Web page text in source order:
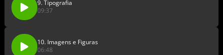
9. Tipografia
09:37
10. Imagens e Figuras
06:48